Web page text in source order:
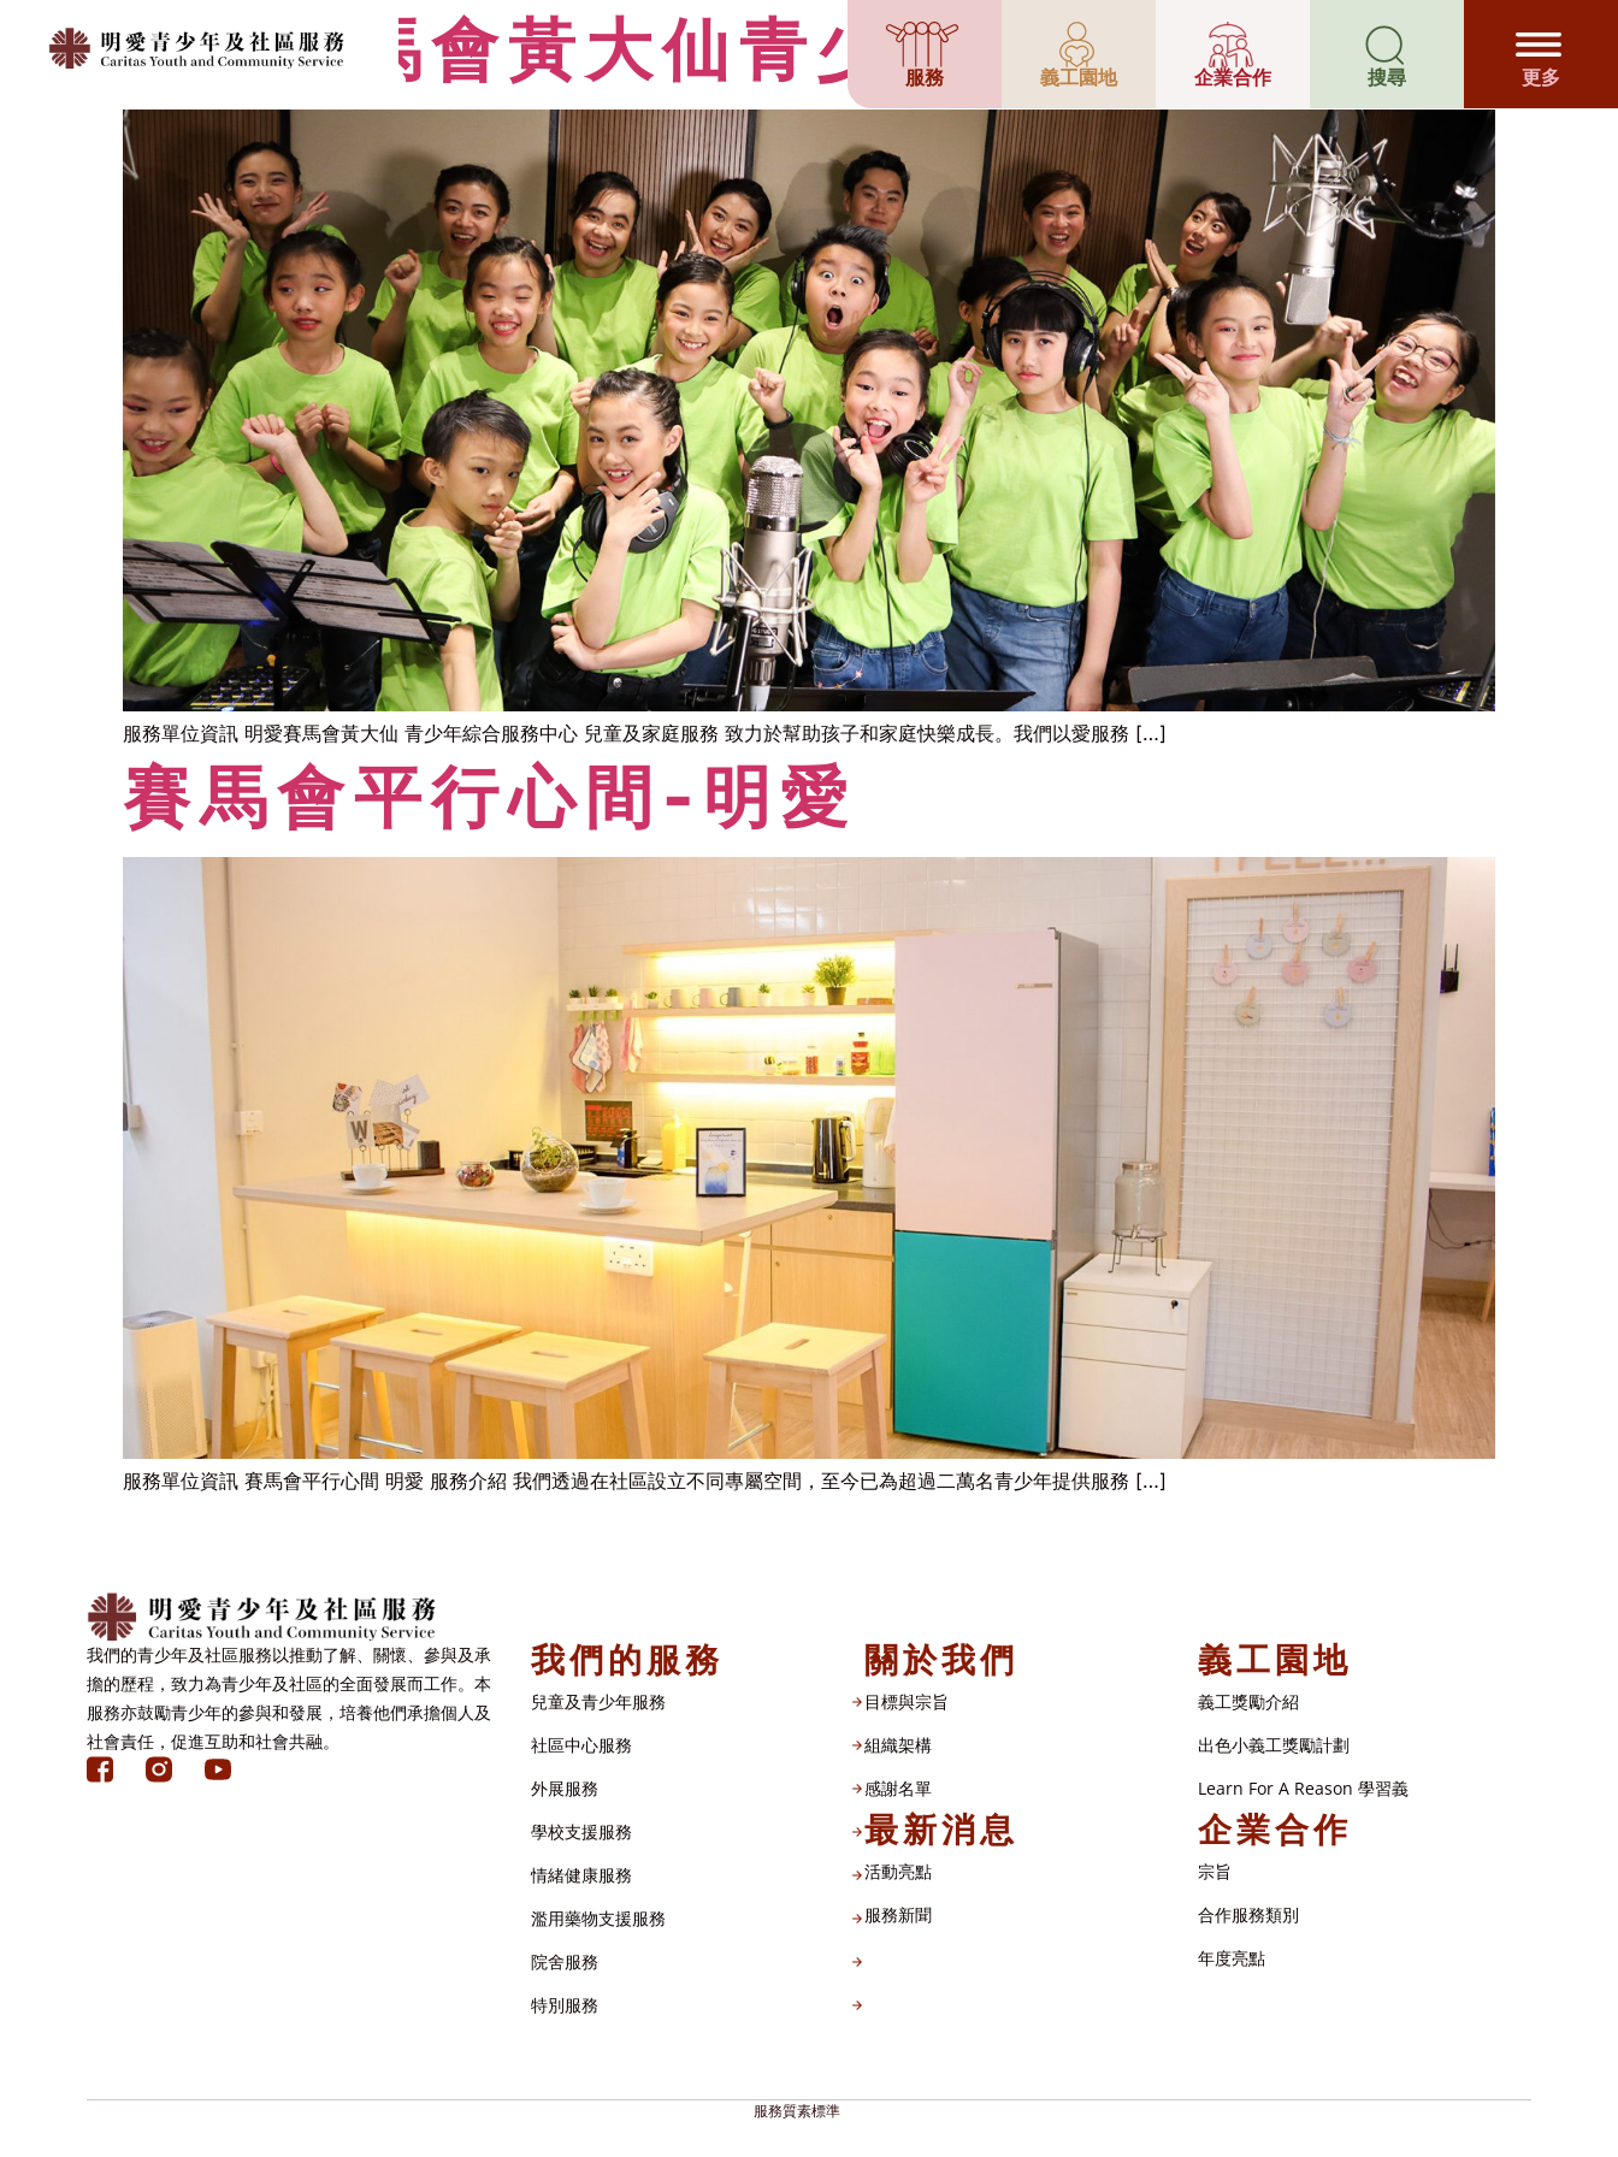
服務 義工園地 企業合作 搜尋 更多
明愛賽馬會黃大仙青少年綜合服務
服務單位資訊 明愛賽馬會黃大仙 青少年綜合服務中心 兒童及家庭服務 致力於幫助孩子和家庭快樂成長。我們以愛服務 […]
賽馬會平行心間-明愛
服務單位資訊 賽馬會平行心間 明愛 服務介紹 我們透過在社區設立不同專屬空間，至今已為超過二萬名青少年提供服務 […]
我們的青少年及社區服務以推動了解、關懷、參與及承
擔的歷程，致力為青少年及社區的全面發展而工作。本
服務亦鼓勵青少年的參與和發展，培養他們承擔個人及
社會責任，促進互助和社會共融。
我們的服務
兒童及青少年服務
社區中心服務
外展服務
學校支援服務
情緒健康服務
濫用藥物支援服務
院舍服務
特別服務
關於我們
目標與宗旨
組織架構​
感謝名單​
最新消息
活動亮點
服務新聞
義工園地
義工獎勵介紹
出色小義工獎勵計劃
Learn For A Reason 學習義
企業合作
宗旨
合作服務類別
年度亮點
服務質素標準